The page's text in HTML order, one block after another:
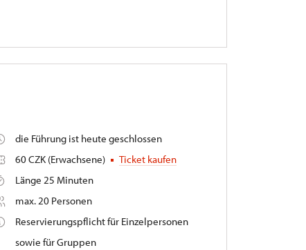
die Führung ist heute geschlossen
60 CZK (Erwachsene)
Ticket kaufen
Länge 25 Minuten
max. 20 Personen
Reservierungspflicht für Einzelpersonen
sowie für Gruppen